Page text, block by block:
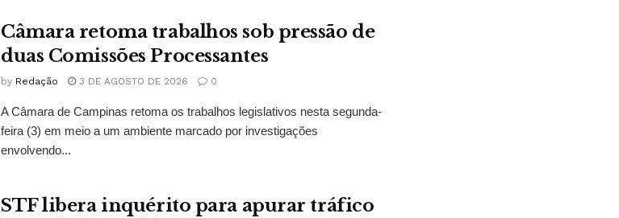
Câmara retoma trabalhos sob pressão de
duas Comissões Processantes
by Redação 3 DE AGOSTO DE 2026 0
A Câmara de Campinas retoma os trabalhos legislativos nesta segunda-
feira (3) em meio a um ambiente marcado por investigações
envolvendo...
STF libera inquérito para apurar tráfico